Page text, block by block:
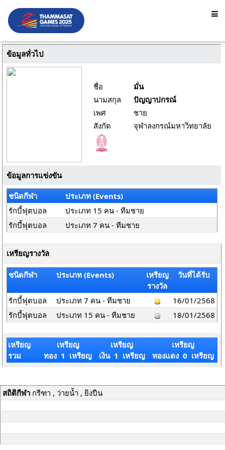
ข้อมูลทั่วไป
ชื่อ
มั่น
นามสกุล
ปัญญาปกรณ์
เพศ
ชาย
สังกัด
จุฬาลงกรณ์มหาวิทยาลัย
ข้อมูลการแข่งขัน
ชนิดกีฬา
ประเภท (Events)
รักบี้ฟุตบอล
ประเภท 15 คน - ทีมชาย
รักบี้ฟุตบอล
ประเภท 7 คน - ทีมชาย
เหรียญรางวัล
ชนิดกีฬา ประเภท (Events)
เหรียญ
รางวัล
วันที่ได้รับ
รักบี้ฟุตบอล ประเภท 7 คน - ทีมชาย
16/01/2568
รักบี้ฟุตบอล
ประเภท 15 คน - ทีมชาย 18/01/2568
เหรียญ
รวม
เหรียญ
ทอง 1 เหรียญ
เหรียญ
เงิน 1 เหรียญ
เหรียญ
ทองแดง 0 เหรียญ
สถิติกีฬากรีฑา , ว่ายน้ำ , ยิงปืน